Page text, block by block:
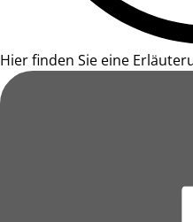
Hier finden Sie eine